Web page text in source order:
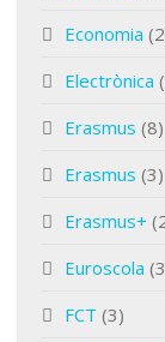
Economia
Electrònica
Erasmus (8)
Erasmus (3)
Erasmus+
Euroscola
FCT (3)